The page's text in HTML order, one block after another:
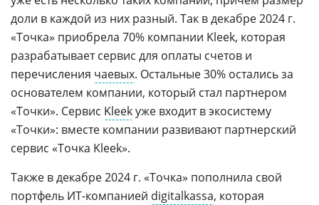
доли в каждой из них разный. Так в декабре 2024 г.
«Точка» приобрела 70% компании Kleek, которая
разрабатывает сервис для оплаты счетов и
перечисления чаевых. Остальные 30% остались за
основателем компании, который стал партнером
«Точки». Сервис Kleekуже входит в экосистему
«Точки»: вместе компании развивают партнерский
сервис «Точка Kleek».
Также в декабре 2024 г. «Точка» пополнила свой
портфель ИТ-компанией digitalkassa, которая